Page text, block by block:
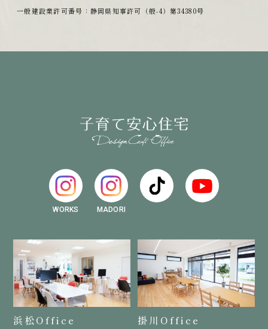
一般建設業許可番号：静岡県知事許可（般-4）第34380号
WORKS MADORI
浜松Office 掛川Office